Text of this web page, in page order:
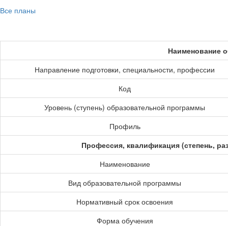
Все планы
Наименование
Направление подготовки, специальности, профессии
Код
Уровень (ступень) образовательной программы
Профиль
Профессия, квалификация (степень,
Наименование
Вид образовательной программы
Нормативный срок освоения
Форма обучения